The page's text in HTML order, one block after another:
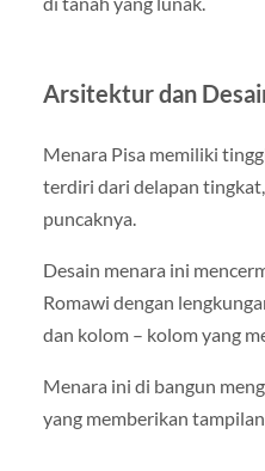
Arsitektur dan
Menara Pisa memiliki
terdiri dari delapan
puncaknya.
Desain menara ini
Romawi dengan
dan kolom – kolom yang
Menara ini di bangun
yang memberikan